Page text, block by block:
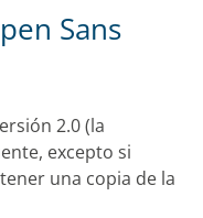
Sans
2.0 (la
excepto si
una copia de la